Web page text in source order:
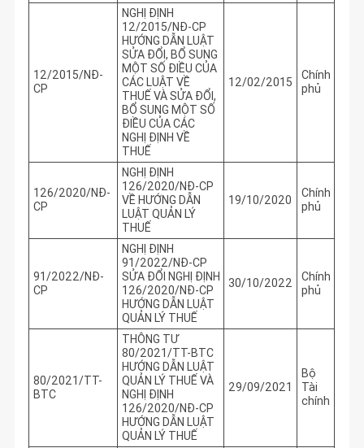
12/2015/NĐ-
CP
NGHỊ ĐỊNH
12/2015/NĐ-CP
HƯỚNG DẪN LUẬT
SỬA ĐỔI, BỔ SUNG
MỘT SỐ ĐIỀU CỦA
CÁC LUẬT VỀ
THUẾ VÀ SỬA ĐỔI,
BỔ SUNG MỘT SỐ
ĐIỀU CỦA CÁC
NGHỊ ĐỊNH VỀ
THUẾ
12/02/2015
Chính
phủ
126/2020/NĐ-
CP
NGHỊ ĐỊNH
126/2020/NĐ-CP
VỀ HƯỚNG DẪN
LUẬT QUẢN LÝ
THUẾ
19/10/2020
Chính
phủ
91/2022/NĐ-
CP
NGHỊ ĐỊNH
91/2022/NĐ-CP
SỬA ĐỔI NGHỊ ĐỊNH
126/2020/NĐ-CP
HƯỚNG DẪN LUẬT
QUẢN LÝ THUẾ
30/10/2022
Chính
phủ
80/2021/TT-
BTC
THÔNG TƯ
80/2021/TT-BTC
HƯỚNG DẪN LUẬT
QUẢN LÝ THUẾ VÀ
NGHỊ ĐỊNH
126/2020/NĐ-CP
HƯỚNG DẪN LUẬT
QUẢN LÝ THUẾ
29/09/2021
Bộ
Tài
chính